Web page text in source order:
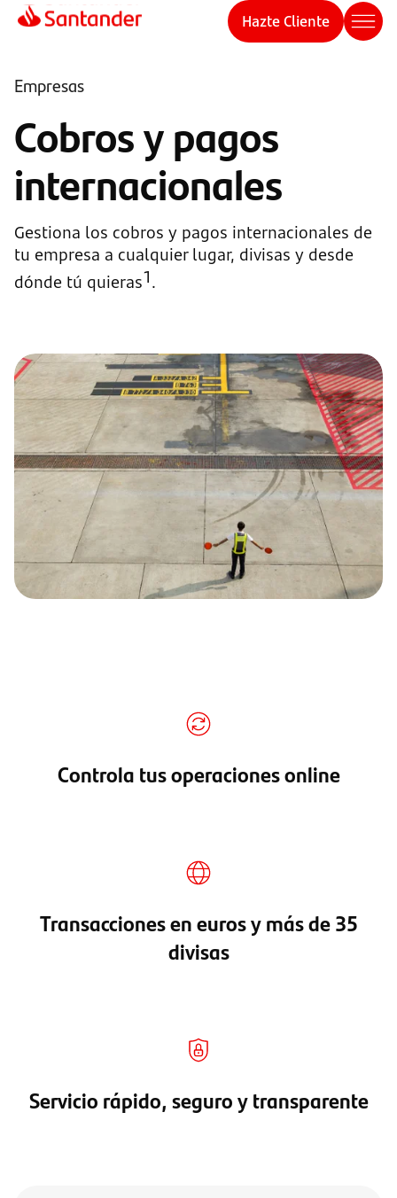
Hazte Cliente
Empresas
Cobros y pagos
internacionales
Gestiona los cobros y pagos internacionales de
tu empresa a cualquier lugar, divisas y desde
dónde tú quieras1.
Controla tus operaciones online
Transacciones en euros y más de 35
divisas
Servicio rápido, seguro y transparente